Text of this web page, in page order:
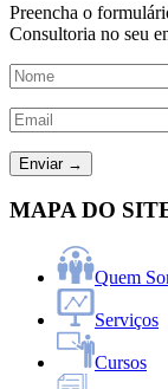
Preencha o
Consultoria no seu
MAPA DO
Quem
Serviços
Cursos